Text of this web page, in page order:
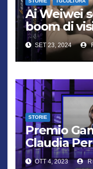
Ai Weiwei
boom di
Fava per
SET 23, 2024
STORIE
Premio
Claudia
OTT 4, 2023